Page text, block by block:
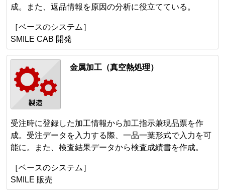
成。また、返品情報を原因の分析に役立てている。
［ベースのシステム］
SMILE CAB 開発
金属加工（真空熱処理）
受注時に登録した加工情報から加工指示兼現品票を作
成。受注データを入力する際、一品一葉形式で入力を可
能に。また、検査結果データから検査成績書を作成。
［ベースのシステム］
SMILE 販売